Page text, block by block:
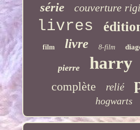
série couverture
livres
film livre 8-film
pierre harry
complète relié
hogwarts